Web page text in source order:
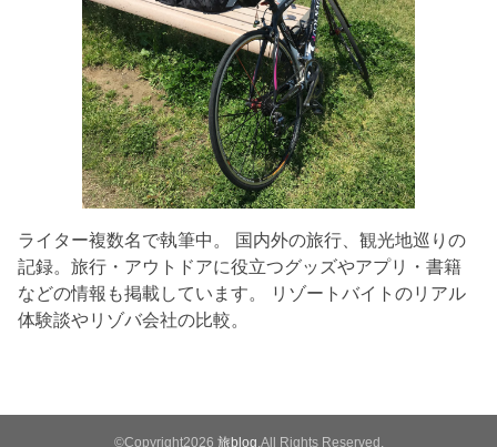
ライター複数名で執筆中。 国内外の旅行、観光地巡りの
記録。旅行・アウトドアに役立つグッズやアプリ・書籍
などの情報も掲載しています。 リゾートバイトのリアル
体験談やリゾバ会社の比較。
©Copyright2026 旅blog.All Rights Reserved.